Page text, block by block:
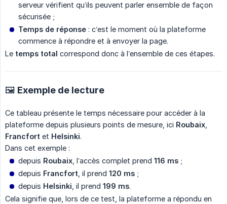
serveur vérifient qu’ils peuvent parler ensemble de façon
sécurisée ;
Temps de réponse : c’est le moment où la plateforme
commence à répondre et à envoyer la page.
Le temps total correspond donc à l’ensemble de ces étapes.
🖼️ Exemple de lecture
Ce tableau présente le temps nécessaire pour accéder à la
plateforme depuis plusieurs points de mesure, ici Roubaix
Francfort et Helsinki.
Dans cet exemple :
depuis Roubaix , l’accès complet prend 116 ms ;
depuis Francfort , il prend 120 ms ;
depuis Helsinki , il prend 199 ms.
Cela signifie que, lors de ce test, la plateforme a répondu en